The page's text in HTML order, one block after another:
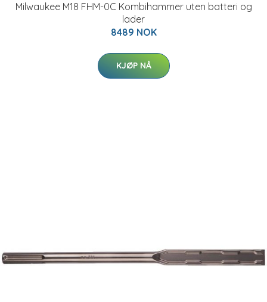
Milwaukee M18 FHM-0C Kombihammer uten batteri og
lader
8489 NOK
KJØP NÅ